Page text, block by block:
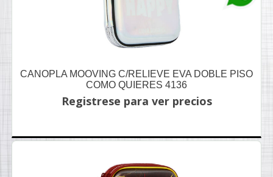
CANOPLA MOOVING C/RELIEVE EVA DOBLE PISO
COMO QUIERES 4136
Registrese para ver precios